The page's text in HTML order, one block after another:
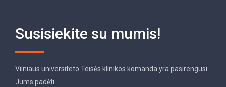
Susisiekite su mumis!
Vilniaus universiteto Teisės klinikos komanda yra pasirengusi
Jums padėti.